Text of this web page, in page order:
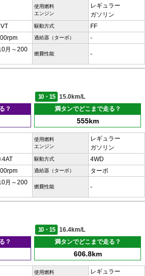
使用燃料
エンジン
レギュラー
ガソリン
駆動方式 FF
過給器（ターボ） -
月～200
燃費性能 -
10・15
15.0km/L
？
満タンでどこまで走る？
555km
使用燃料
エンジン
レギュラー
ガソリン
4AT 駆動方式 4WD
過給器（ターボ） ターボ
月～200
燃費性能 -
10・15
16.4km/L
？
満タンでどこまで走る？
606.8km
使用燃料
レギュラー